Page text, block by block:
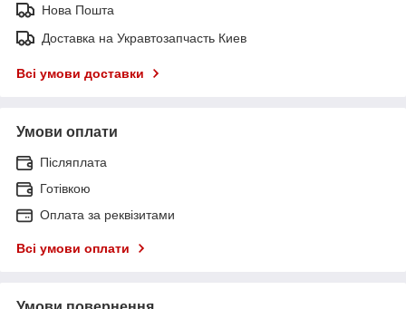
Нова Пошта
Доставка на Укравтозапчасть Киев
Всі умови доставки
Умови оплати
Післяплата
Готівкою
Оплата за реквізитами
Всі умови оплати